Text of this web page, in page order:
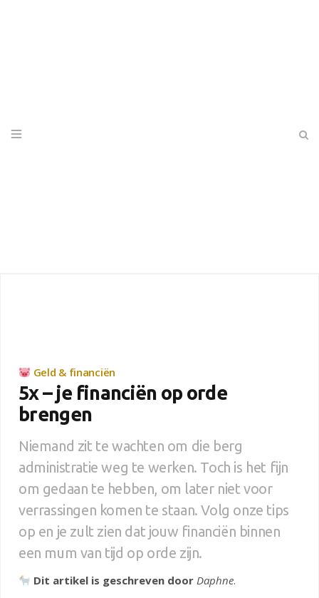
Geld & financiën
5x – je financiën op orde
brengen
Niemand zit te wachten om die berg
administratie weg te werken. Toch is het fijn
om gedaan te hebben, om later niet voor
verrassingen komen te staan. Volg onze tips
op en je zult zien dat jouw financiën binnen
een mum van tijd op orde zijn.
Dit artikel is geschreven door Daphne.